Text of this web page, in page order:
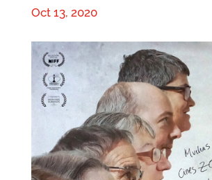
Oct 13, 2020